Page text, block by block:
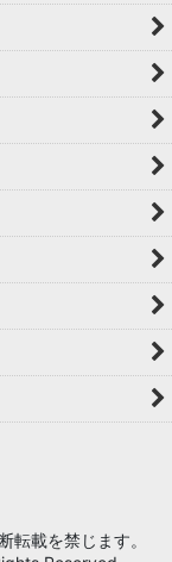
転載を禁じます。